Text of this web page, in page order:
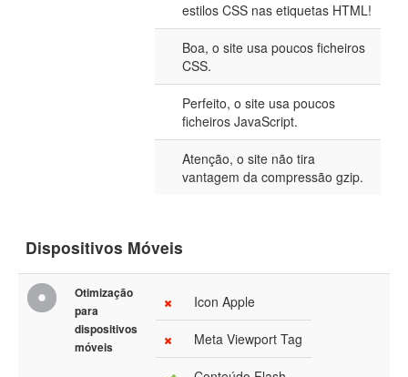
estilos CSS nas etiquetas HTML!
Boa, o site usa poucos ficheiros
CSS.
Perfeito, o site usa poucos
ficheiros JavaScript.
Atenção, o site não tira
vantagem da compressão gzip.
Dispositivos Móveis
Otimização
para
dispositivos
móveis
Icon Apple
Meta Viewport Tag